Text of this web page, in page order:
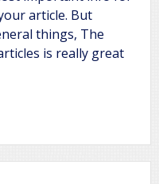
article. But
things, The
is really great